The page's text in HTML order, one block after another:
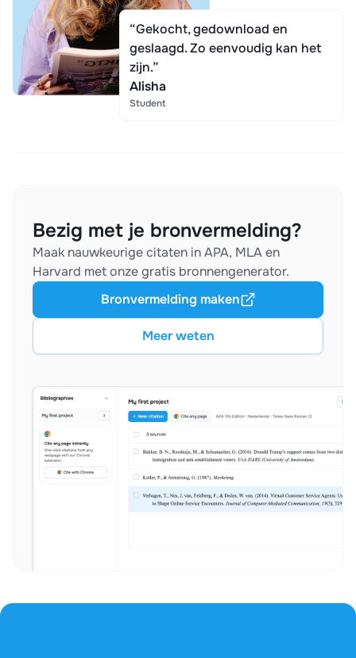
“Gekocht, gedownload en
geslaagd. Zo eenvoudig kan het
zijn.”
Alisha
Student
Bezig met je bronvermelding?
Maak nauwkeurige citaten in APA, MLA en
Harvard met onze gratis bronnengenerator.
Meer weten
Bronvermelding maken